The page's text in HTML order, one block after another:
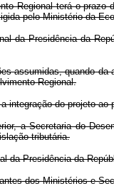
Regional terá o
pelo Ministério da
da Presidência da
assumidas, quando
Regional.
integração do projeto ao
a Secretaria do
tributária.
da Presidência da
dos Ministérios e